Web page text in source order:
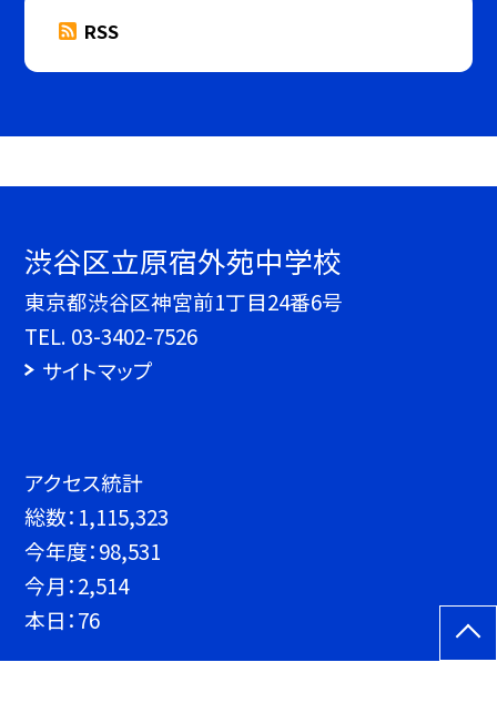
RSS
渋谷区立原宿外苑中学校
東京都渋谷区神宮前1丁目24番6号
TEL. 03-3402-7526
サイトマップ
アクセス統計
総数： 1,115,323
今年度：98,531
今月：2,514
本日：76